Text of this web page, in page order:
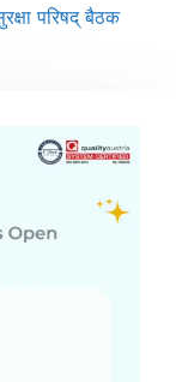
परिषद् बैठक